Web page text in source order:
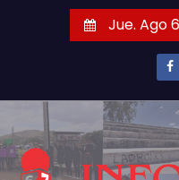
r
a
Jue. Ago